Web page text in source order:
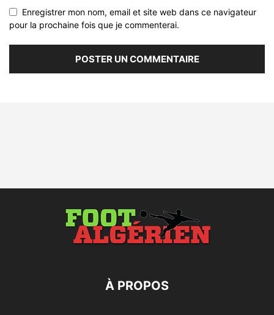
Enregistrer mon nom, email et site web dans ce navigateur
pour la prochaine fois que je commenterai.
À PROPOS